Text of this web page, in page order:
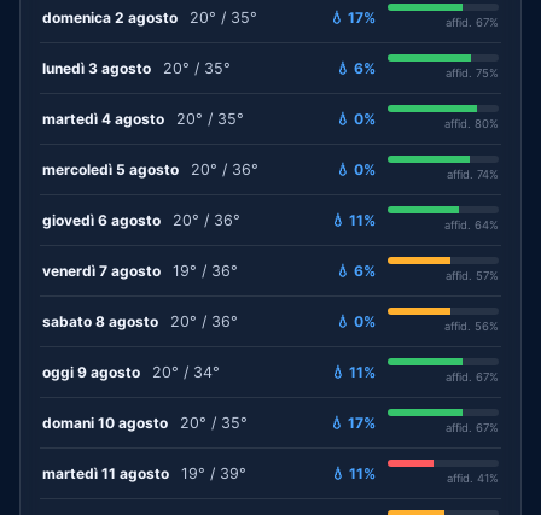
domenica 2 agosto 20° / 35° 💧 17% affid. 67%
lunedì 3 agosto 20° / 35° 💧 6% affid. 75%
martedì 4 agosto 20° / 35° 💧 0% affid. 80%
mercoledì 5 agosto 20° / 36° 💧 0% affid. 74%
giovedì 6 agosto 20° / 36° 💧 11% affid. 64%
venerdì 7 agosto 19° / 36° 💧 6% affid. 57%
sabato 8 agosto 20° / 36° 💧 0% affid. 56%
oggi 9 agosto 20° / 34° 💧 11% affid. 67%
domani 10 agosto 20° / 35° 💧 17% affid. 67%
martedì 11 agosto 19° / 39° 💧 11% affid. 41%